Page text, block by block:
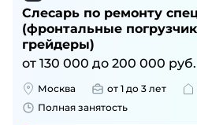
Слесарь по ремонту
(фронтальные
грейдеры)
от 130 000 до 200 000 руб.
Москва от 1 до 3 лет
Полная занятость